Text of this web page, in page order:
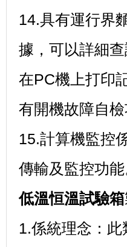
14.具有運行界
據，可以詳
在PC機上打印
有開機故障自檢
15.計算機監控
傳輸及監控功能
低溫恒溫試驗箱
1.係統理念